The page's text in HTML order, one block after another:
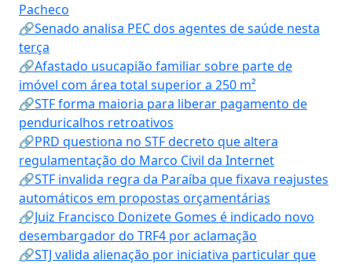
Pacheco
🔗Senado analisa PEC dos agentes de saúde nesta
terça
🔗Afastado usucapião familiar sobre parte de
imóvel com área total superior a 250 m²
🔗STF forma maioria para liberar pagamento de
penduricalhos retroativos
🔗PRD questiona no STF decreto que altera
regulamentação do Marco Civil da Internet
🔗STF invalida regra da Paraíba que fixava reajustes
automáticos em propostas orçamentárias
🔗Juiz Francisco Donizete Gomes é indicado novo
desembargador do TRF4 por aclamação
🔗STJ valida alienação por iniciativa particular que